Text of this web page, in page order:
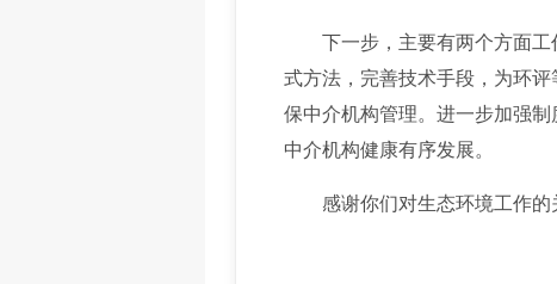
下一步，主要有两个方面工
式方法，完善技术手段，为环
保中介机构管理。进一步加强
中介机构健康有序发展。
感谢你们对生态环境工作的